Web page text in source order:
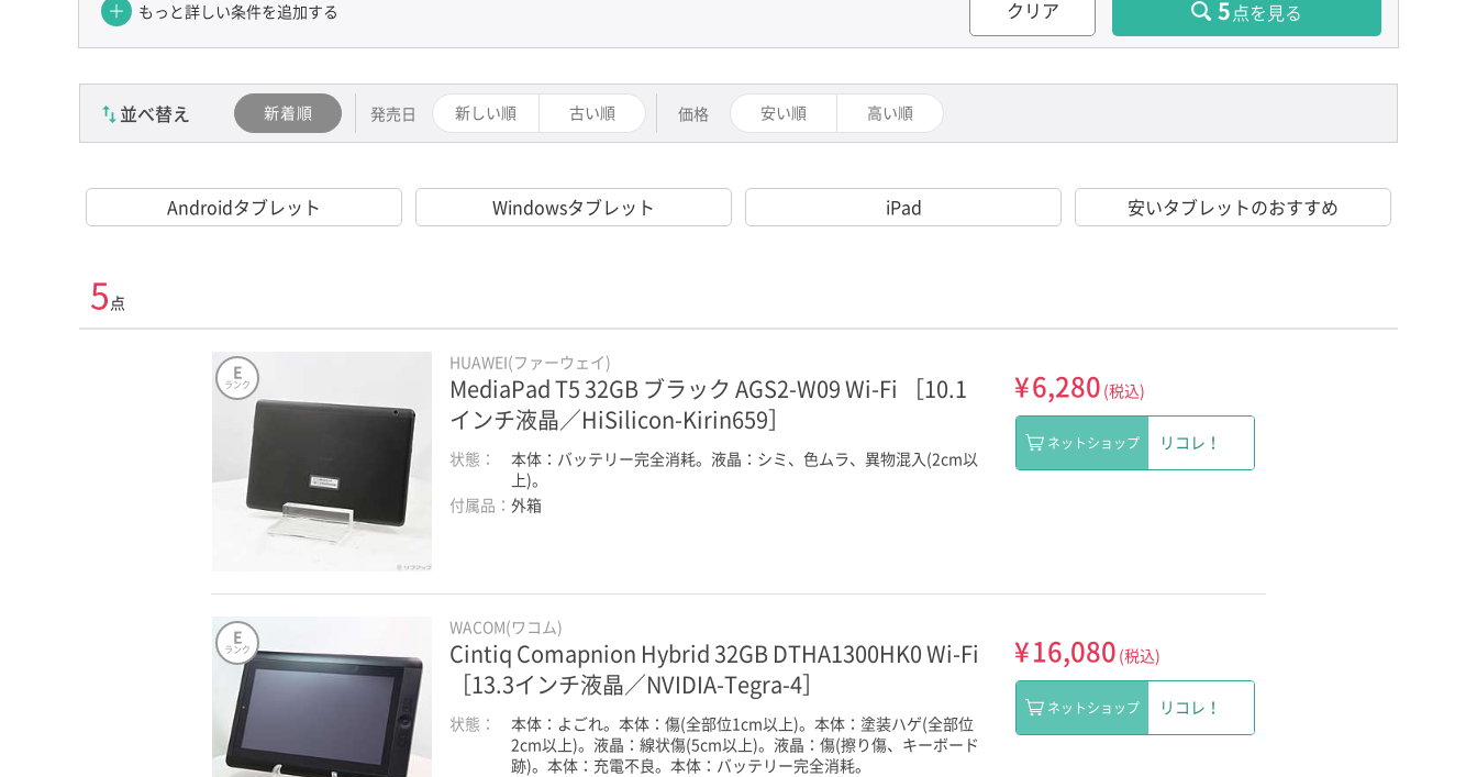
もっと詳しい条件を追加する クリア 5点を見る
並べ替え 新着順 発売日 新しい順 古い順 価格 安い順 高い順
Androidタブレット Windowsタブレット iPad 安いタブレットのおすすめ
5 点
E
ランク
HUAWEI(ファーウェイ)
MediaPad T5 32GB ブラック AGS2-W09 Wi-Fi ［10.1
インチ液晶／HiSilicon-Kirin659］
状態：
本体：バッテリー完全消耗。液晶：シミ、色ムラ、異物混入(2cm以
上)。
付属品：外箱
¥6,280 (税込)
ネットショップ リコレ！
E
ランク
WACOM(ワコム)
Cintiq Comapnion Hybrid 32GB DTHA1300HK0 Wi-Fi
［13.3インチ液晶／NVIDIA-Tegra-4］
状態：
本体：よごれ。本体：傷(全部位1cm以上)。本体：塗装ハゲ(全部位
2cm以上)。液晶：線状傷(5cm以上)。液晶：傷(擦り傷、キーボード
跡)。本体：充電不良。本体：バッテリー完全消耗。
¥16,080 (税込)
ネットショップ リコレ！